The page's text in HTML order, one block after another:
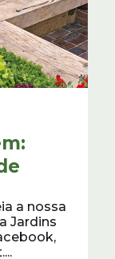
a nossa
Jardins